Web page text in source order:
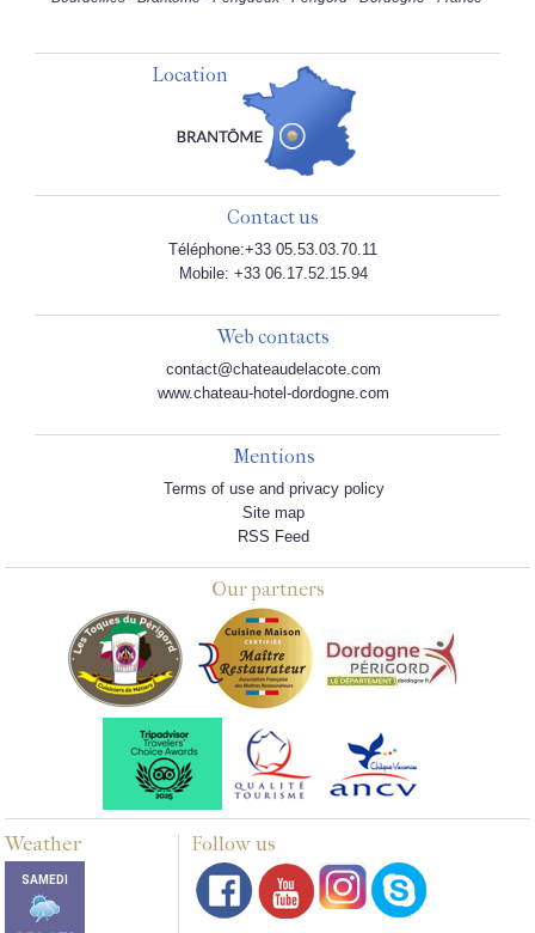
Location
Contact us
Téléphone:+33 05.53.03.70.11
Mobile: +33 06.17.52.15.94
Web contacts
contact@chateaudelacote.com
www.chateau-hotel-dordogne.com
Mentions
Terms of use and privacy policy
Site map
RSS Feed
Our partners
Weather Follow us